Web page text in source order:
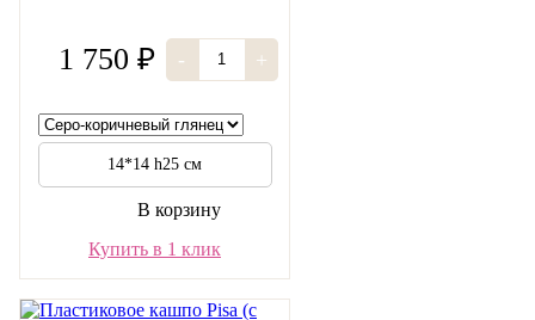
1 750 ₽ - +
14*14 h25 см
В корзину
Купить в 1 клик